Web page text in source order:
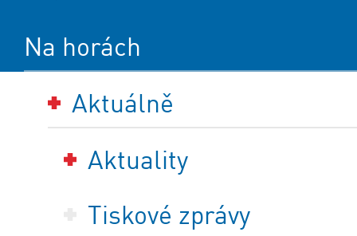
Na horách
Aktuálně
Aktuality
Tiskové zprávy